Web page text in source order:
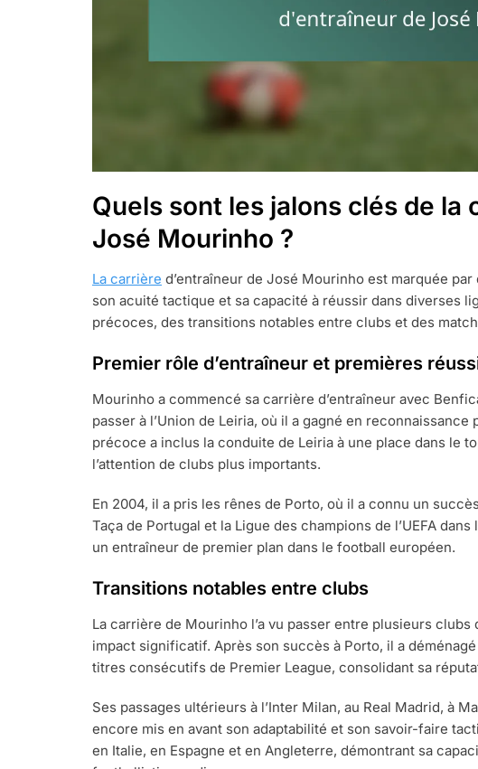
Quels sont les jalons clés de la
José Mourinho ?
La carrière d’entraîneur de José Mourinho est marquée
son acuité tactique et sa capacité à réussir dans diverses
précoces, des transitions notables entre clubs et des
Premier rôle d’entraîneur et premières
Mourinho a commencé sa carrière d’entraîneur avec
passer à l’Union de Leiria, où il a gagné en
précoce a inclus la conduite de Leiria à une place dans le
l’attention de clubs plus importants.
En 2004, il a pris les rênes de Porto, où il a connu un
Taça de Portugal et la Ligue des champions de l’UEFA
un entraîneur de premier plan dans le football européen.
Transitions notables entre clubs
La carrière de Mourinho l’a vu passer entre plusieurs
impact significatif. Après son succès à Porto, il a
titres consécutifs de Premier League, consolidant sa
Ses passages ultérieurs à l’Inter Milan, au Real Madrid, à
encore mis en avant son adaptabilité et son savoir-faire
en Italie, en Espagne et en Angleterre, démontrant sa